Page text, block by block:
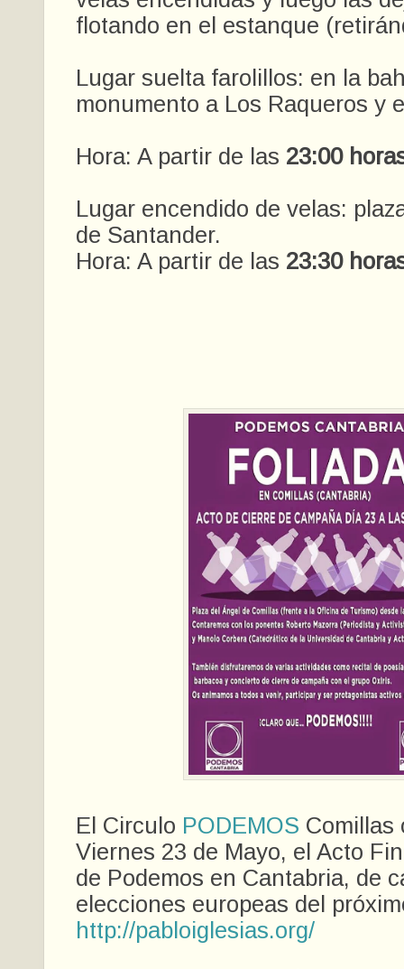
flotando en el estanque
Lugar suelta farolillos: en la
monumento a Los Raqueros y
Hora: A partir de las 23:00
Lugar encendido de velas:
de Santander.
Hora: A partir de las 23:30
El Circulo PODEMOS Comillas
Viernes 23 de Mayo, el Acto
de Podemos en Cantabria, de
elecciones europeas del
http://pabloiglesias.org/